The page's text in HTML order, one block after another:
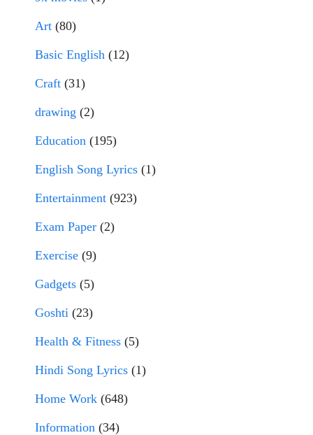
Art (80)
Basic English (12)
Craft (31)
drawing (2)
Education (195)
English Song Lyrics (1)
Entertainment (923)
Exam Paper (2)
Exercise (9)
Gadgets (5)
Goshti (23)
Health & Fitness (5)
Hindi Song Lyrics (1)
Home Work (648)
Information (34)